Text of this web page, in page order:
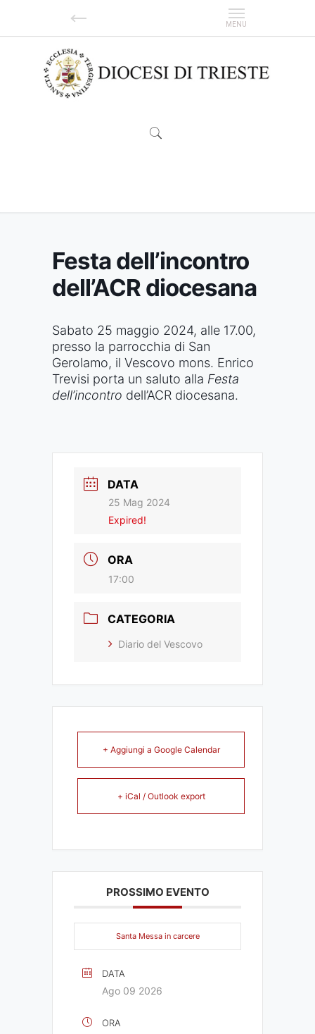
Festa dell’incontro
dell’ACR diocesana
Sabato 25 maggio 2024, alle 17.00,
presso la parrocchia di San
Gerolamo, il Vescovo mons. Enrico
Trevisi porta un saluto alla Festa
dell’incontro dell’ACR diocesana.
DATA
25 Mag 2024
Expired!
ORA
17:00
CATEGORIA
Diario del Vescovo
+ Aggiungi a Google Calendar
+ iCal / Outlook export
PROSSIMO EVENTO
Santa Messa in carcere
DATA
Ago 09 2026
ORA